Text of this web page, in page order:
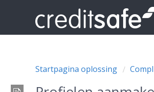
Startpagina oplossing